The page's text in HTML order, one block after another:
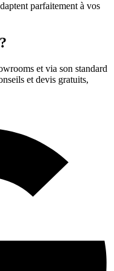
parfaitement à vos
et via son standard
et devis gratuits,